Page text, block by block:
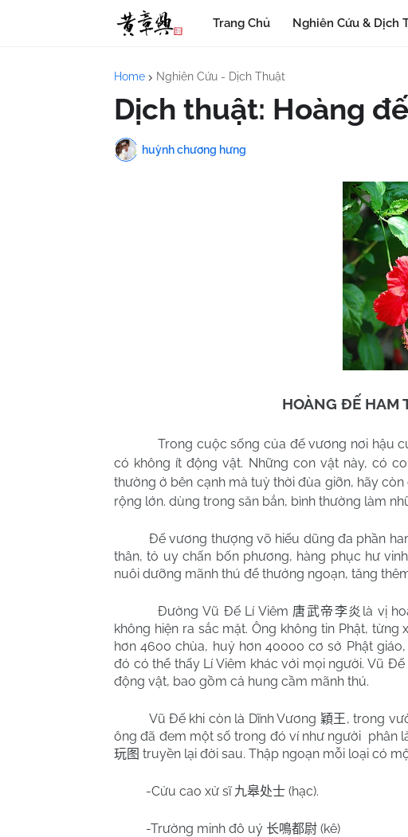
Trang Chủ Nghiên Cứu & Dịch
Home Nghiên Cứu - Dịch Thuật
Dịch thuật: Hoàng
huỳnh chương hưng
HOÀNG ĐẾ HAM
Trong cuộc sống của đế vương nơi hậu
có không ít động vật. Những con vật này, có
thường ở bên cạnh mà tuỳ thời đùa giỡn, hãy
rộng lớn. dùng trong săn bắn, bình thường làm
Đế vương thượng võ hiếu dũng đa phần
thân, tỏ uy chấn bốn phương, hàng phục hư
nuôi dưỡng mãnh thú để thưởng ngoạn, tăng
Đường Vũ Đế Lí Viêm 唐武帝李炎 là vị
không hiện ra sắc mặt. Ông không tin Phật,
hơn 4600 chùa, huỷ hơn 40000 cơ sở Phật
đó có thể thấy Lí Viêm khác với mọi người. Vũ
động vật, bao gồm cả hung cầm mãnh thú.
Vũ Đế khi còn là Dĩnh Vương 穎王 , trong
ông đã đem một số trong đó ví như người phân
玩图 truyền lại đời sau. Thập ngoạn mỗi loại có
-Cửu cao xử sĩ九皋处士 (hạc).
-Trường minh đô uý 长鳴都尉 (kê)